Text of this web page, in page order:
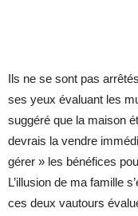
Ils ne se sont pas
ses yeux évaluant les
suggéré que la maison
devrais la vendre
gérer » les bénéfices
L’illusion de ma famille
ces deux vautours